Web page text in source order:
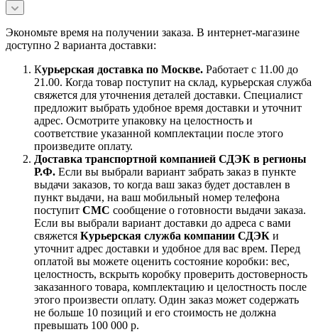
Экономьте время на получении заказа. В интернет-магазине
доступно 2 варианта доставки:
Курьерская доставка по Москве. Работает с 11.00 до
21.00. Когда товар поступит на склад, курьерская служба
свяжется для уточнения деталей доставки. Специалист
предложит выбрать удобное время доставки и уточнит
адрес. Осмотрите упаковку на целостность и
соответствие указанной комплектации после этого
произведите оплату.
Доставка транспортной компанией СДЭК в регионы
Р.Ф. Если вы выбрали вариант забрать заказ в пункте
выдачи заказов, то когда ваш заказ будет доставлен в
пункт выдачи, на ваш мобильный номер телефона
поступит СМС сообщение о готовности выдачи заказа.
Если вы выбрали вариант доставки до адреса с вами
свяжется Курьерская служба компании СДЭК и
уточнит адрес доставки и удобное для вас врем. Перед
оплатой вы можете оценить состояние коробки: вес,
целостность, вскрыть коробку проверить достоверность
заказанного товара, комплектацию и целостность после
этого произвести оплату. Один заказ может содержать
не больше 10 позиций и его стоимость не должна
превышать 100 000 р.